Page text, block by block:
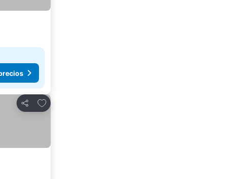
Compartir
Añadir a favoritos